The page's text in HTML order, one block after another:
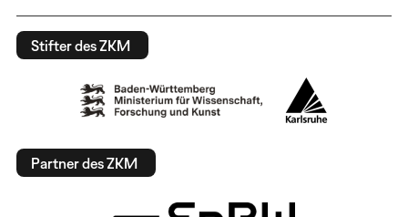
Stifter des ZKM
Partner des ZKM